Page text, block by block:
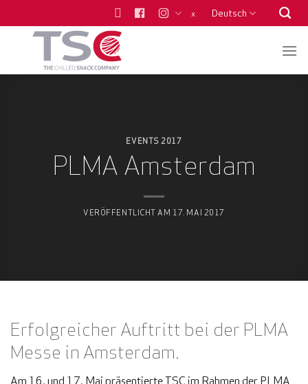
Inhalt
x Deutsch
EVENTS 2017
PLMA Amsterdam
VERÖFFENTLICHT AM 17. MAI 2017
Erfolgreicher Auftritt bei der PLMA
Messe in Amsterdam.
Am 16. und 17. Mai präsentierte TSC im Rahmen der PLMA